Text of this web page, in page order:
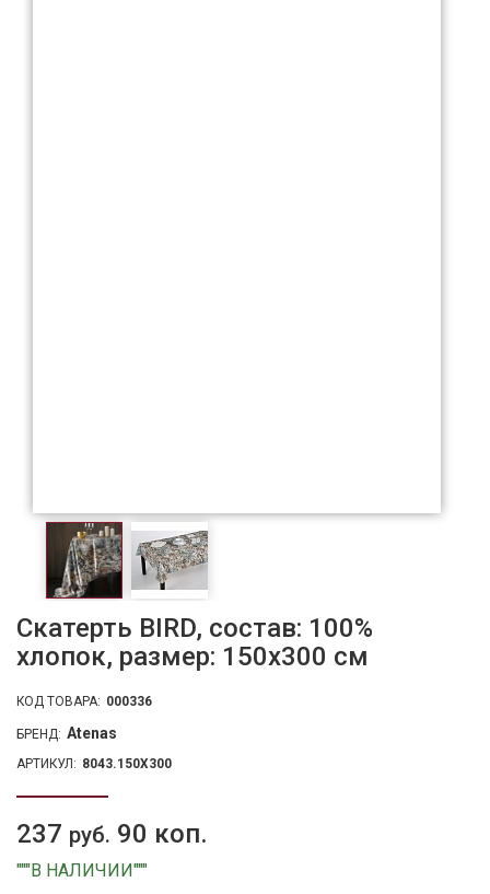
Скатерть BIRD, состав: 100%
хлопок, размер: 150х300 см
КОД ТОВАРА: 000336
БРЕНД: Atenas
АРТИКУЛ: 8043.150X300
237 руб. 90 коп.
"""В НАЛИЧИИ"""